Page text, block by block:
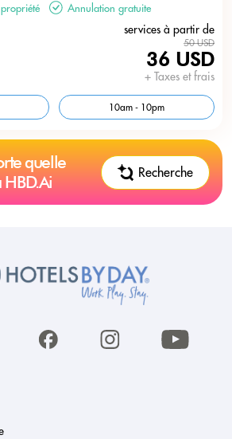
Annulation gratuite
services à partir de
50 USD
36 USD
+ Taxes et frais
10am - 10pm
quelle
HBD.Ai
Recherche